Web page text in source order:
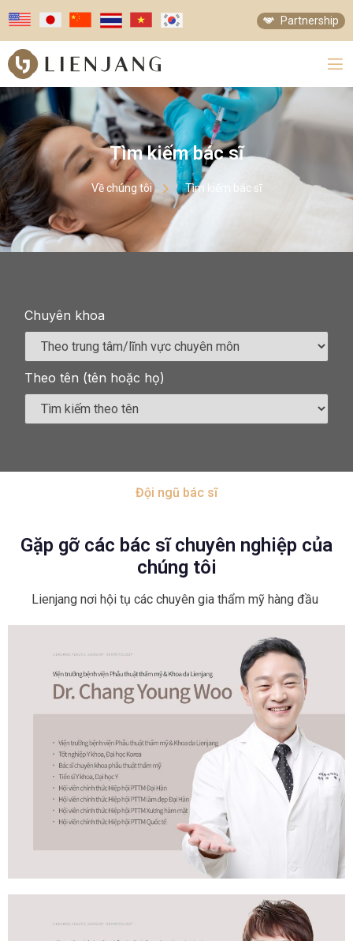
Partnership
Tìm kiếm bác sĩ
Về chúng tôi Tìm kiếm bác sĩ
Chuyên khoa
Theo tên (tên hoặc họ)
Đội ngũ bác sĩ
Gặp gỡ các bác sĩ chuyên nghiệp của
chúng tôi
Lienjang nơi hội tụ các chuyên gia thẩm mỹ hàng đầu